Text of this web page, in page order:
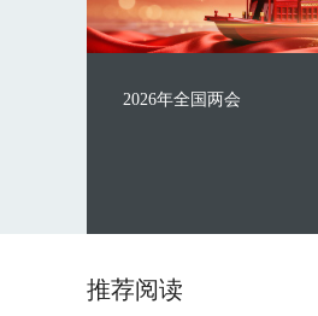
2026年全国两会
推荐阅读